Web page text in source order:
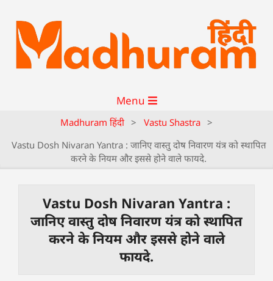
Menu
Madhuram हिंदी > Vastu Shastra >
Vastu Dosh Nivaran Yantra : जानिए वास्तु दोष निवारण यंत्र को स्थापित
करने के नियम और इससे होने वाले फायदे.
Vastu Dosh Nivaran Yantra :
जानिए वास्तु दोष निवारण यंत्र को स्थापित
करने के नियम और इससे होने वाले
फायदे.